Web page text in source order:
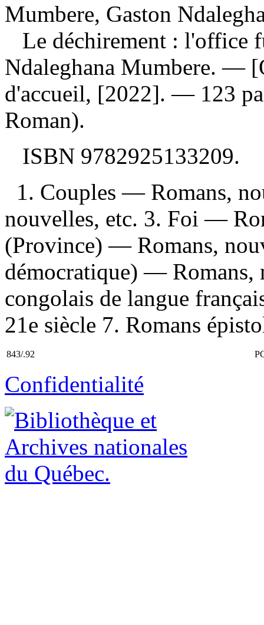
Mumbere, Gaston
Le déchirement : l'office
Ndaleghana Mumbere. —
d'accueil, [2022]. — 123
Roman).
ISBN 9782925133209.
1. Couples — Romans,
nouvelles, etc. 3. Foi —
(Province) — Romans,
démocratique) — Romans,
congolais de langue
21e siècle 7. Romans
843/.92
Confidentialité